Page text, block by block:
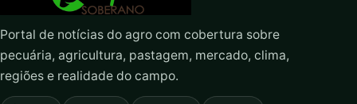
Portal de notícias do agro com cobertura sobre
pecuária, agricultura, pastagem, mercado, clima,
regiões e realidade do campo.